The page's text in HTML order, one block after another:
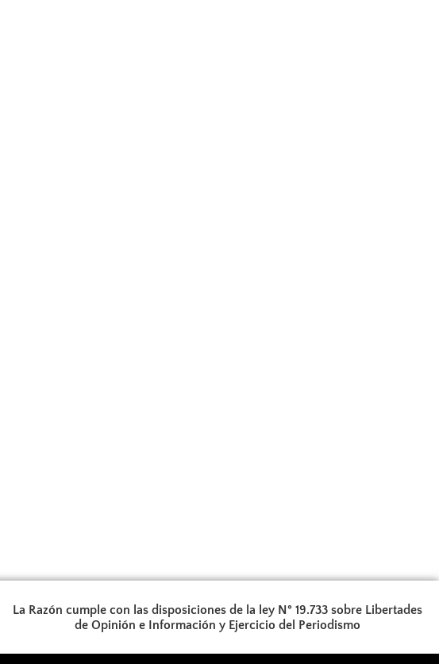
La Razón cumple con las disposiciones de la ley N° 19.733 sobre Libertades
de Opinión e Información y Ejercicio del Periodismo